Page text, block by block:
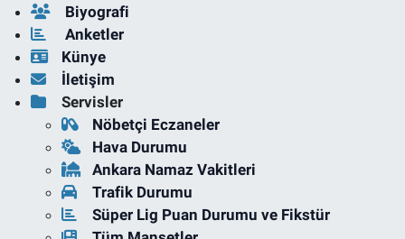
Biyografi
Anketler
Künye
İletişim
Servisler
Nöbetçi Eczaneler
Hava Durumu
Ankara Namaz Vakitleri
Trafik Durumu
Süper Lig Puan Durumu ve Fikstür